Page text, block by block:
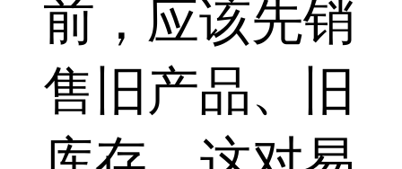
前，应该先销
售旧产品、旧